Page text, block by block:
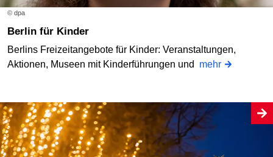
© dpa
Berlin für Kinder
Berlins Freizeitangebote für Kinder: Veranstaltungen,
Aktionen, Museen mit Kinderführungen und mehr